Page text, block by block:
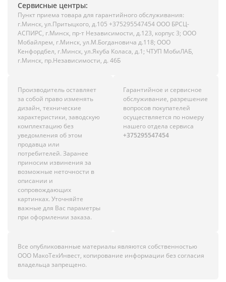
Сервисные центры:
Пункт приема товара для гарантийного обслуживания:
г.Минск, ул.Притыцкого, д.105 +375295547454 ООО БРСЦ-
АСПИРС, г.Минск, пр-т Независимости, д.123, корпус 3; ООО
Мобайлрем, г.Минск, ул.М.Богдановича д.118; ООО
Кенфордбел, г.Минск, ул.Якуба Коласа, д.1; ЧТУП МобиЛАБ,
г.Минск, пр.Независимости, д. 46Б
Производитель оставляет
за собой право изменять
дизайн, технические
характеристики, заводскую
комплектацию без
уведомления об этом
продавца или
потребителей. Заранее
приносим извинения за
возможные неточности в
описании и
сопровождающих
картинках. Уточняйте
важные для Вас параметры
при оформлении заказа.
Гарантийное и сервисное
обслуживание, разрешение
вопросов покупателей
осуществляется по номеру
нашего отдела сервиса
+375295547454
Все опубликованные материалы являются собственностью
ООО МакоТехИнвест, копирование информации без согласия
владельца запрещено.